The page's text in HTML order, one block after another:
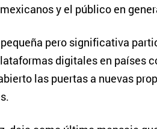
y el público en
pero significativa
digitales en países
las puertas a nuevas